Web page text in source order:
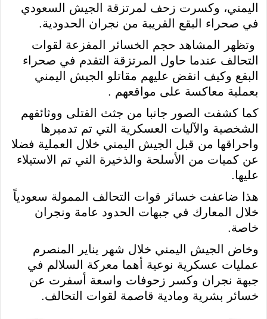
اليمني، وكسرت زحف لمرتزقة الجيش السعودي
في صحراء البقع القريبة من نجران الحدودية.
وتظهر المشاهد حجم الخسائر المفزعة لقوات
التحالف عندما حاول المرتزقة التقدم في صحراء
البقع وكيف انقض عليهم مقاتلو الجيش اليمني
بعملية معاكسة على مواقعهم .
كما كشفت الصور جانبا من جثث القتلى ووثائقهم
الشخصية والآليات العسكرية التي تم تدميرها
واحراقها من قبل الجيش اليمني خلال العملية فضلا
عن كميات من الأسلحة والذخيرة التي تم الاستيلاء
عليها.
هذا ضاعفت خسائر قوات التحالف الممولة سعودياً
خلال المعارك في جبهات الحدود عامة ونجران
خاصة.
وخاض الجيش اليمني خلال شهر يناير المنصرم
عمليات عسكرية نوعية أهما معركة السلالم في
جبهة نجران وكسر زحوفات واسعة أسفرت عن
خسائر بشرية ومادية قاصمة لقوات التحالف.